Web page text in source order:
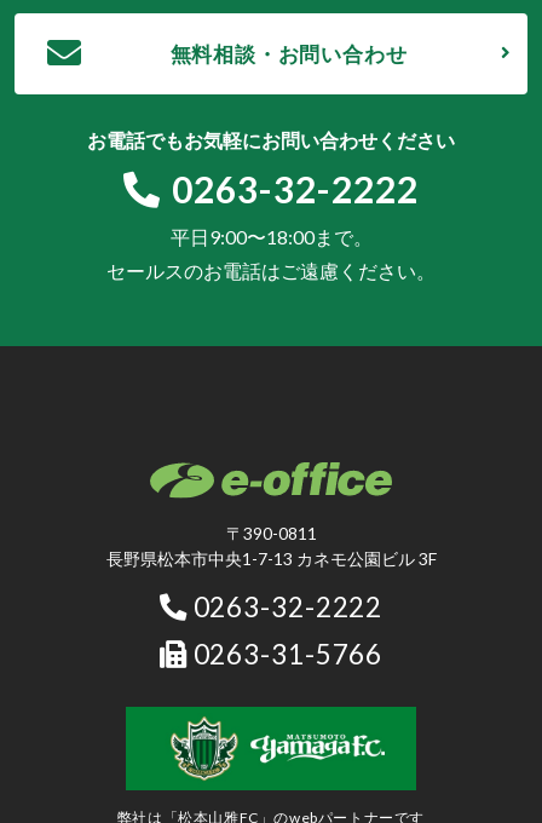
無料相談・お問い合わせ
お電話でもお気軽にお問い合わせください
0263-32-2222
平日9:00〜18:00まで。
セールスのお電話はご遠慮ください。
〒390-0811
長野県松本市中央1-7-13 カネモ公園ビル 3F
0263-32-2222
0263-31-5766
弊社は「松本山雅FC」のwebパートナーです